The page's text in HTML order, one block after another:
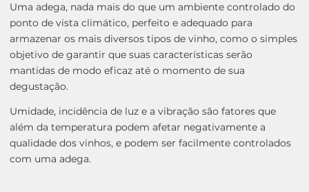
Uma adega, nada mais do que um ambiente controlado do
ponto de vista climático, perfeito e adequado para
armazenar os mais diversos tipos de vinho, como o simples
objetivo de garantir que suas características serão
mantidas de modo eficaz até o momento de sua
degustação.
Umidade, incidência de luz e a vibração são fatores que
além da temperatura podem afetar negativamente a
qualidade dos vinhos, e podem ser facilmente controlados
com uma adega.